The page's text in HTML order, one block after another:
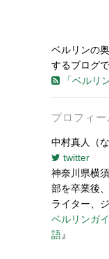
ベルリンの
するブログで
「ベルリ
プロフィー
中村真人（
twitter
神奈川県横
部を卒業後
ライター、
ベルリンガ
語』